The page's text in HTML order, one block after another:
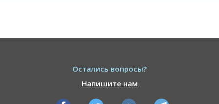
Остались вопросы?
Напишите нам